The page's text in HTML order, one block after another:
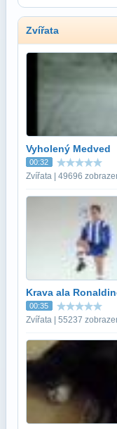
Zvířata
Vyholený Medved
00:32
Zvířata | 49696
Krava ala
00:35
Zvířata | 55237